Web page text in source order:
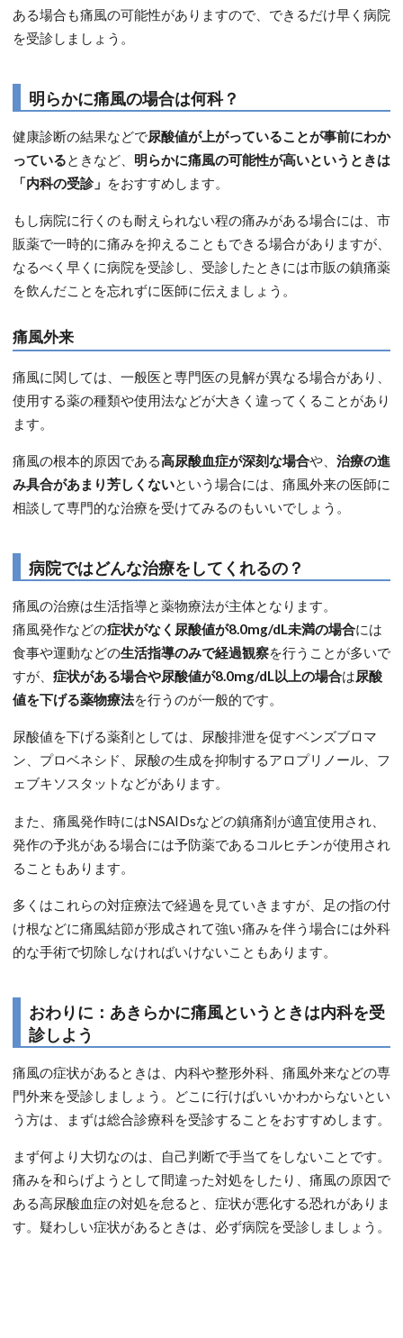
ある場合も痛風の可能性がありますので、できるだけ早く病院
を受診しましょう。
明らかに痛風の場合は何科？
健康診断の結果などで尿酸値が上がっていることが事前にわか
っているときなど、 明らかに痛風の可能性が高いというときは
「内科の受診」 をおすすめします。
もし病院に行くのも耐えられない程の痛みがある場合には、市
販薬で一時的に痛みを抑えることもできる場合がありますが、
なるべく早くに病院を受診し、受診したときには市販の鎮痛薬
を飲んだことを忘れずに医師に伝えましょう。
痛風外来
痛風に関しては、一般医と専門医の見解が異なる場合があり、
使用する薬の種類や使用法などが大きく違ってくることがあり
ます。
痛風の根本的原因である高尿酸血症が深刻な場合や、 治療の進
み具合があまり芳しくないという場合には、痛風外来の医師に
相談して専門的な治療を受けてみるのもいいでしょう。
病院ではどんな治療をしてくれるの？
痛風の治療は生活指導と薬物療法が主体となります。
痛風発作などの症状がなく尿酸値が8.0mg/dL未満の場合には
食事や運動などの生活指導のみで経過観察を行うことが多いで
すが、 症状がある場合や尿酸値が8.0mg/dL以上の場合は尿酸
値を下げる薬物療法を行うのが一般的です。
尿酸値を下げる薬剤としては、尿酸排泄を促すベンズブロマ
ン、プロベネシド、尿酸の生成を抑制するアロプリノール、フ
ェブキソスタットなどがあります。
また、痛風発作時にはNSAIDsなどの鎮痛剤が適宜使用され、
発作の予兆がある場合には予防薬であるコルヒチンが使用され
ることもあります。
多くはこれらの対症療法で経過を見ていきますが、足の指の付
け根などに痛風結節が形成されて強い痛みを伴う場合には外科
的な手術で切除しなければいけないこともあります。
おわりに：あきらかに痛風というときは内科を受
診しよう
痛風の症状があるときは、内科や整形外科、痛風外来などの専
門外来を受診しましょう。どこに行けばいいかわからないとい
う方は、まずは総合診療科を受診することをおすすめします。
まず何より大切なのは、自己判断で手当てをしないことです。
痛みを和らげようとして間違った対処をしたり、痛風の原因で
ある高尿酸血症の対処を怠ると、症状が悪化する恐れがありま
す。疑わしい症状があるときは、必ず病院を受診しましょう。